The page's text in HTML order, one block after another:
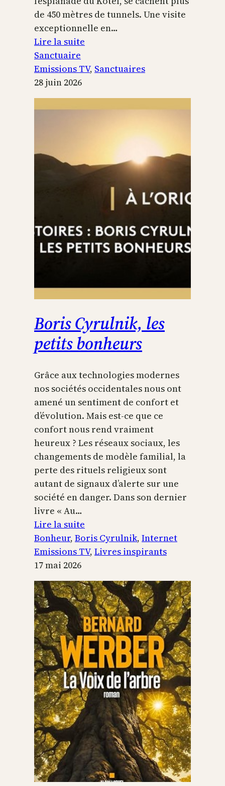
de 450 mètres de tunnels. Une visite
exceptionnelle en…
Lire la suite
Temple
Jérusalem
Sanctuaire
Emissions TV, Sanctuaires
28 juin 2026
Boris Cyrulnik, les
petits bonheurs
Grâce aux technologies modernes
nos sociétés occidentales nous ont
amené un sentiment de confort et
d’évolution. Mais est-ce que ce
confort nous rend vraiment
heureux ? Les réseaux sociaux, les
changements de modèle familial, la
perte des rituels religieux sont
autant de signaux d’alerte sur une
société en danger. Dans son dernier
livre « Au…
Lire la suite
Boris
Cyrulnik,
petits
bonheurs
Bonheur, Boris Cyrulnik, Internet
Emissions TV, Livres inspirants
17 mai 2026